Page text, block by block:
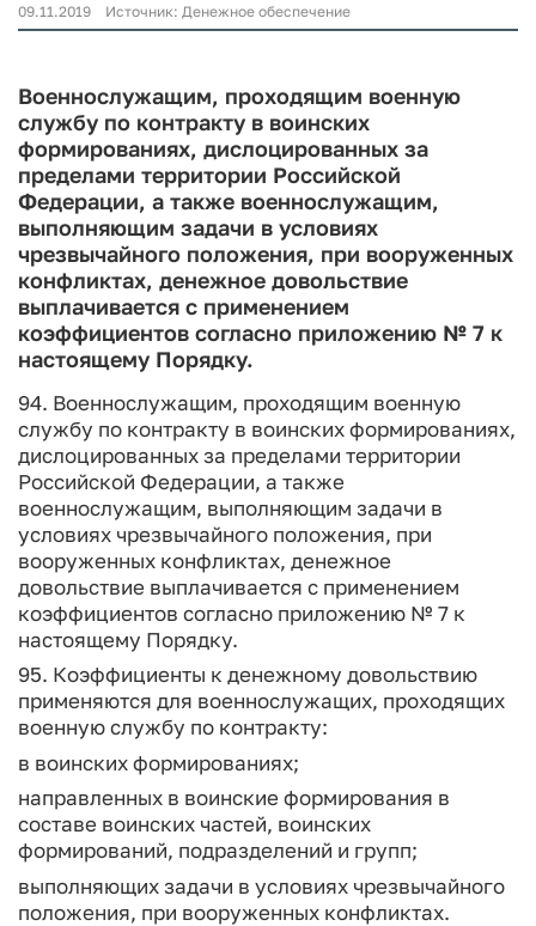
09.11.2019 Источник: Денежное обеспечение
Военнослужащим, проходящим военную
службу по контракту в воинских
формированиях, дислоцированных за
пределами территории Российской
Федерации, а также военнослужащим,
выполняющим задачи в условиях
чрезвычайного положения, при вооруженных
конфликтах, денежное довольствие
выплачивается с применением
коэффициентов согласно приложению № 7 к
настоящему Порядку.
94. Военнослужащим, проходящим военную
службу по контракту в воинских формированиях,
дислоцированных за пределами территории
Российской Федерации, а также
военнослужащим, выполняющим задачи в
условиях чрезвычайного положения, при
вооруженных конфликтах, денежное
довольствие выплачивается с применением
коэффициентов согласно приложению № 7 к
настоящему Порядку.
95. Коэффициенты к денежному довольствию
применяются для военнослужащих, проходящих
военную службу по контракту:
в воинских формированиях;
направленных в воинские формирования в
составе воинских частей, воинских
формирований, подразделений и групп;
выполняющих задачи в условиях чрезвычайного
положения, при вооруженных конфликтах.